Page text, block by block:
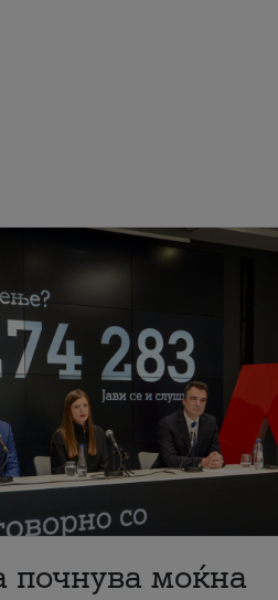
почнува моќна